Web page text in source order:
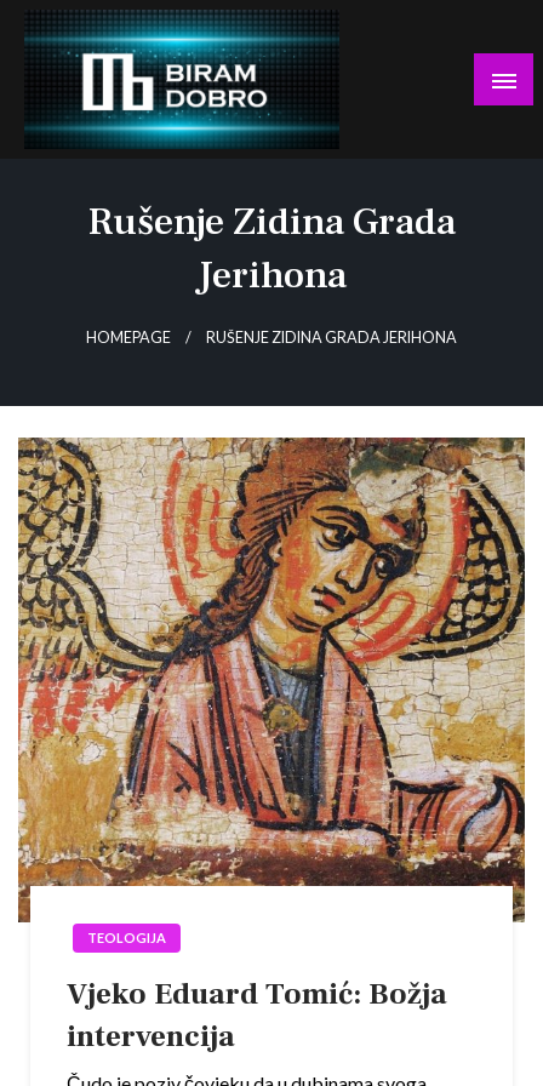
Skip
content
Rušenje Zidina Grada
Jerihona
HOMEPAGE RUŠENJE ZIDINA GRADA JERIHONA
TEOLOGIJA
Vjeko Eduard Tomić: Božja
intervencija